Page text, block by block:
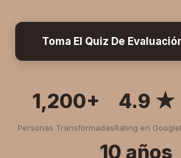
Toma El Quiz De
1,200+
Personas Transformadas
4.9 ★
Rating en Google
10 años